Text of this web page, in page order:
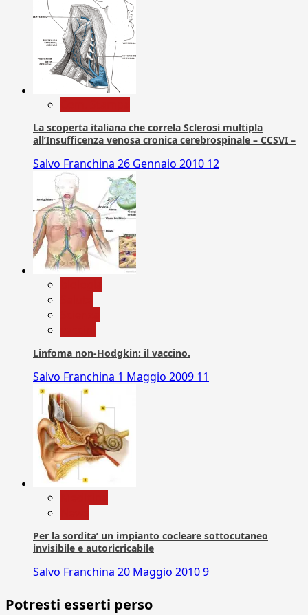
La scoperta italiana che correla Sclerosi multipla
all’Insufficenza venosa cronica cerebrospinale – CCSVI –
Salvo Franchina 26 Gennaio 2010 12
Linfoma non-Hodgkin: il vaccino.
Salvo Franchina 1 Maggio 2009 11
Per la sordita’ un impianto cocleare sottocutaneo
invisibile e autoricricabile
Salvo Franchina 20 Maggio 20109
Potresti esserti perso